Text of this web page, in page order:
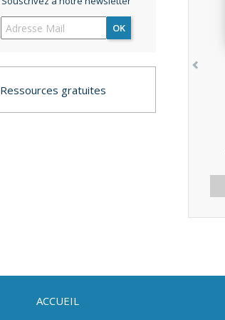
OK
Ressources gratuites
ACCUEIL